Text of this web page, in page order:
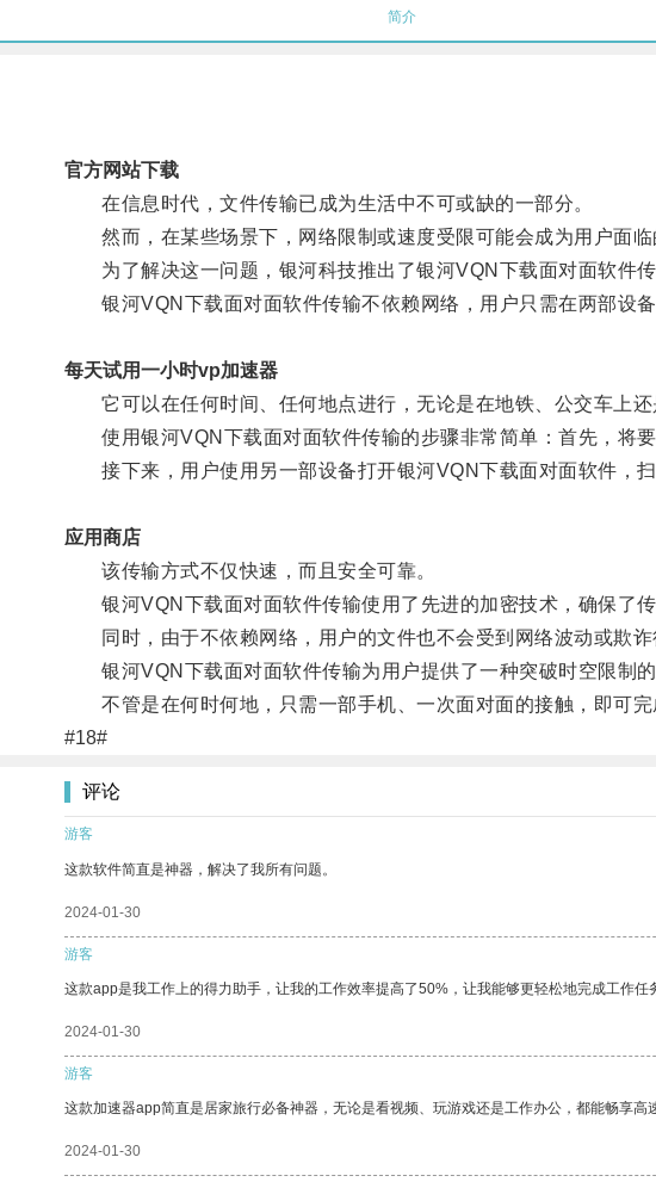
简介
官方网站下载
在信息时代，文件传输已成为生活中不可或缺的一部分。
然而，在某些场景下，网络限制或速度受限可能会成为用户面临
为了解决这一问题，银河科技推出了银河VQN下载面对面软件传
银河VQN下载面对面软件传输不依赖网络，用户只需在两部设备
每天试用一小时vp加速器
它可以在任何时间、任何地点进行，无论是在地铁、公交车上还
使用银河VQN下载面对面软件传输的步骤非常简单：首先，将要
接下来，用户使用另一部设备打开银河VQN下载面对面软件，扫
应用商店
该传输方式不仅快速，而且安全可靠。
银河VQN下载面对面软件传输使用了先进的加密技术，确保了传
同时，由于不依赖网络，用户的文件也不会受到网络波动或欺诈
银河VQN下载面对面软件传输为用户提供了一种突破时空限制的
不管是在何时何地，只需一部手机、一次面对面的接触，即可完
#18#
评论
游客
这款软件简直是神器，解决了我所有问题。
2024-01-30
游客
这款app是我工作上的得力助手，让我的工作效率提高了50%，让我能够更轻松地完成工作任
2024-01-30
游客
这款加速器app简直是居家旅行必备神器，无论是看视频、玩游戏还是工作办公，都能畅享高
2024-01-30